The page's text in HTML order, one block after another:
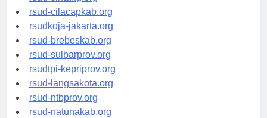
rsud-sintang.org
rsud-cilacapkab.org
rsudkoja-jakarta.org
rsud-brebeskab.org
rsud-sulbarprov.org
rsudtpi-kepriprov.org
rsud-langsakota.org
rsud-ntbprov.org